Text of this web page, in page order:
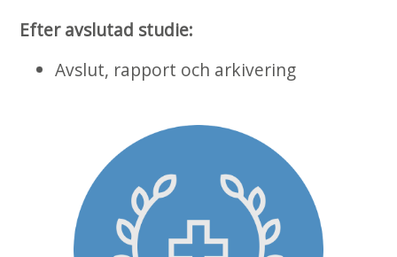
Efter avslutad studie:
Avslut, rapport och arkivering